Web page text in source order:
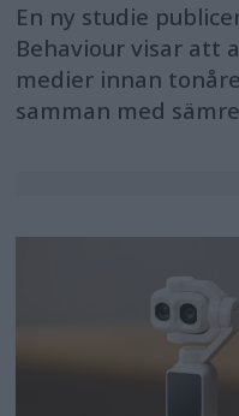
En ny studie
Behaviour visar att
medier innan
samman med